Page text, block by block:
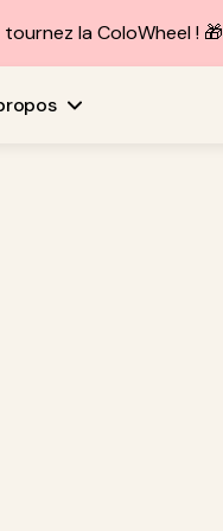
la ColoWheel ! 🎁